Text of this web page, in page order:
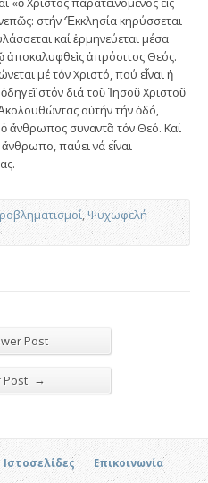
στήν ‘Ἐκκλησία κηρύσσεται
καί ἑρμηνεύεται μέσα
ἀποκαλυφθεὶς ἀπρόσιτος Θεός.
μέ τόν Χριστό, πού εἶναι ἡ
στόν διά τοῦ Ἰησοῦ Χριστοῦ
αὐτήν τήν ὁδό,
ἄνθρωπος συναντᾶ τόν Θεό. Καί
παύει νά εἶναι
,Ψυχωφελή
Post
Post →
Ιστοσελίδες Επικοινωνία